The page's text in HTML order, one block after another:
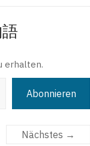
erhalten.
Abonnieren
Nächstes →